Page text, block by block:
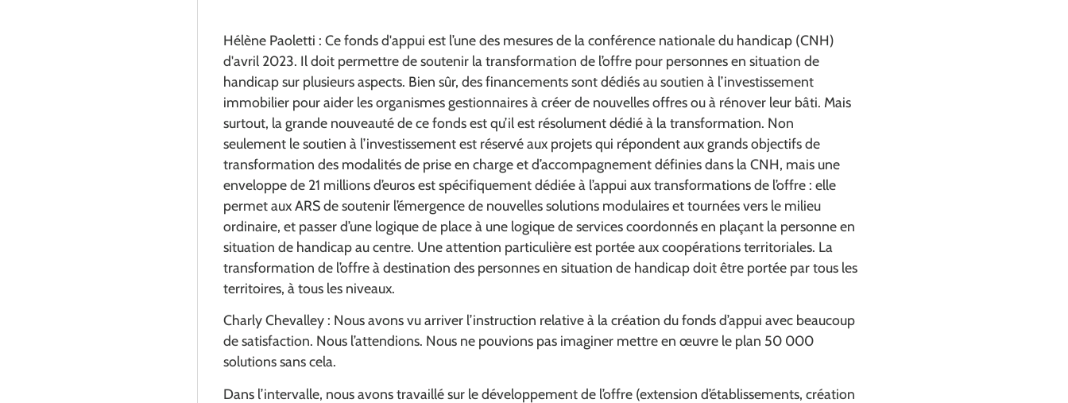
Hélène Paoletti : Ce fonds d'appui est l’une des mesures de la conférence nationale du handicap (CNH)
d'avril 2023. Il doit permettre de soutenir la transformation de l’offre pour personnes en situation de
handicap sur plusieurs aspects. Bien sûr, des financements sont dédiés au soutien à l’investissement
immobilier pour aider les organismes gestionnaires à créer de nouvelles offres ou à rénover leur bâti. Mais
surtout, la grande nouveauté de ce fonds est qu’il est résolument dédié à la transformation. Non
seulement le soutien à l’investissement est réservé aux projets qui répondent aux grands objectifs de
transformation des modalités de prise en charge et d’accompagnement définies dans la CNH, mais une
enveloppe de 21 millions d’euros est spécifiquement dédiée à l’appui aux transformations de l’offre : elle
permet aux ARS de soutenir l’émergence de nouvelles solutions modulaires et tournées vers le milieu
ordinaire, et passer d’une logique de place à une logique de services coordonnés en plaçant la personne en
situation de handicap au centre. Une attention particulière est portée aux coopérations territoriales. La
transformation de l’offre à destination des personnes en situation de handicap doit être portée par tous les
territoires, à tous les niveaux.
Charly Chevalley : Nous avons vu arriver l’instruction relative à la création du fonds d’appui avec beaucoup
de satisfaction. Nous l’attendions. Nous ne pouvions pas imaginer mettre en œuvre le plan 50 000
solutions sans cela.
Dans l’intervalle, nous avons travaillé sur le développement de l’offre (extension d’établissements, création